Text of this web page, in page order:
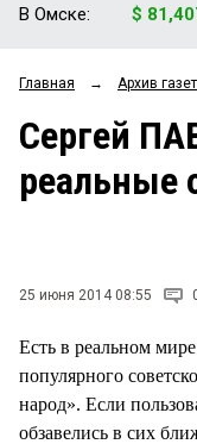
ОБЩЕСТВО
ЗАКОН
НОВОСТИ
В Омске: $
Главная → Архив
Сергей
реальные
25 июня 2014 08:55
Есть в реальном
популярного
народ». Если
обзавелись в сих